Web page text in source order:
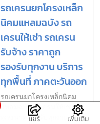
รถเครนยกโครงเหล็ก
นิคมแหลมฉบัง รถ
เครนให้เช่า รถเครน
รับจ้าง ราคาถูก
รองรับทุกงาน บริการ
ทุกพื้นที่ ภาคตะวันออก
รถเครนยกโครงเหล็กนิคม
แหลมฉบัง รถเครนให้เช่า
ทุกขนาด รองรับทุกงาน พร้อม
แชร์ เพิ่มเติม